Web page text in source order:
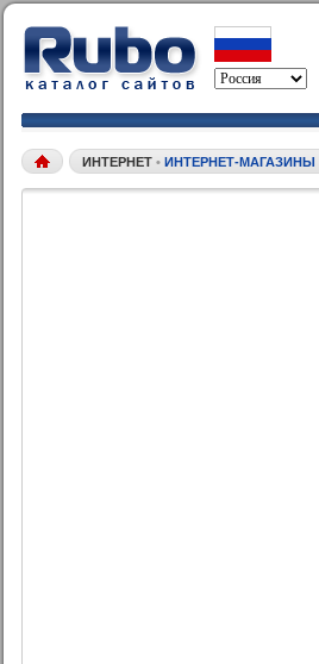
ИНТЕРНЕТ • ИНТЕРНЕТ-МАГАЗИНЫ